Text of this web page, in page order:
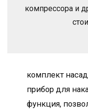
компрессора и
комплект
прибор для
функция,